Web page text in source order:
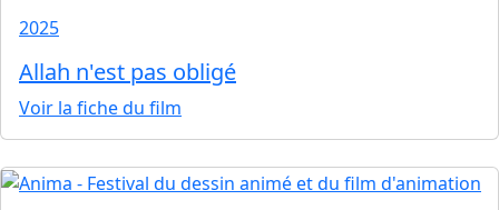
2025
Allah n'est pas obligé
Voir la fiche du film